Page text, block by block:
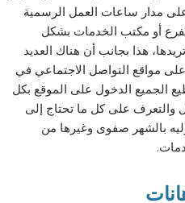
على مدار ساعات العمل الرسمية
أو مكتب الخدمات بشكل
هذا بجانب أن هناك العديد
مواقع التواصل الاجتماعي في
الجميع الدخول على الموقع بكل
والتعرف على كل ما تحتاج إلى
بالشهر صفوى وغيرها من